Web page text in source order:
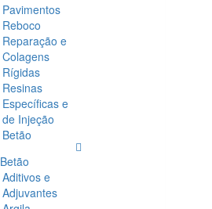
Pavimentos
Reboco
Reparação e
Colagens
Rígidas
Resinas
Específicas e
de Injeção
Betão
Betão
Aditivos e
Adjuvantes